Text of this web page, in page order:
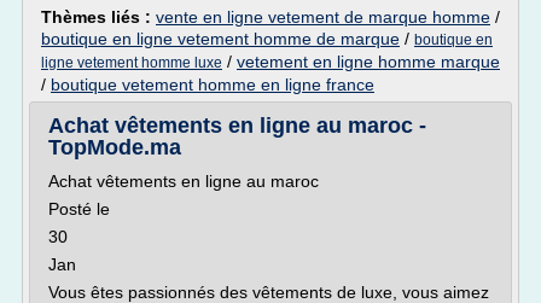
Thèmes liés : vente en ligne vetement de marque homme /
boutique en ligne vetement homme de marque / boutique en
ligne vetement homme luxe / vetement en ligne homme marque
/ boutique vetement homme en ligne france
Achat vêtements en ligne au maroc -
TopMode.ma
Achat vêtements en ligne au maroc
Posté le
30
Jan
Vous êtes passionnés des vêtements de luxe, vous aimez